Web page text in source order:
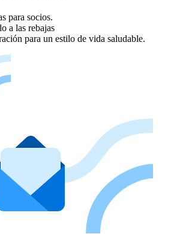
para socios.
a las rebajas
para un estilo de vida saludable.